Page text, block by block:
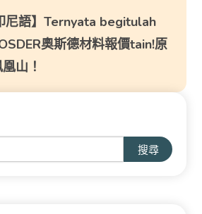
尼語】Ternyata begitulah
奧斯德材料報價tain!原
山！
搜尋